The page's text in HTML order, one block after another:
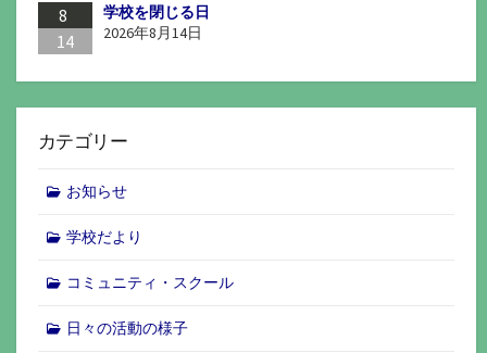
8
14
学校を閉じる日
2026年8月14日
カテゴリー
お知らせ
学校だより
コミュニティ・スクール
日々の活動の様子